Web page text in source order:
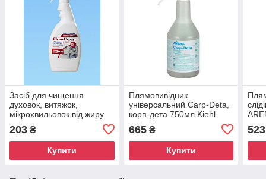
Засіб для чищення
духовок, витяжок,
мікрохвильовок від жиру
Microwave&Oven, 470 мл
203 ₴
Купити
Плямовивідник
універсальний Carp-Deta,
корп-дета 750мл Kiehl
665₴
Купити
523